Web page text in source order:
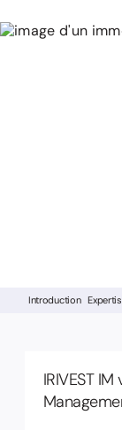
Introduction
IRIVEST